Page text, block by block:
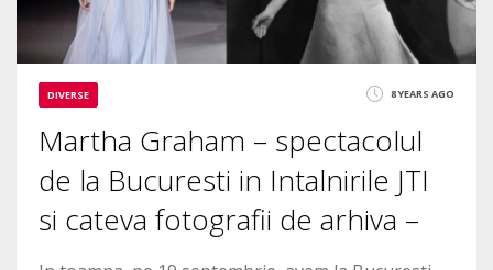
DIVERSE 8 YEARS AGO
Martha Graham – spectacolul
de la Bucuresti in Intalnirile JTI
si cateva fotografii de arhiva –